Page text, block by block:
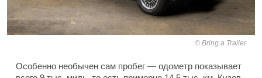
Bring a Trailer
Особенно необычен сам пробег — одометр показывает